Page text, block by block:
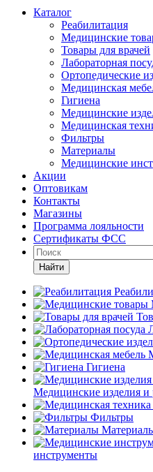
Каталог
Реабилитация
Медицинские
Товары для врачей
Лабораторная
Ортопедические
Медицинская
Гигиена
Медицинские
Медицинская
Фильтры
Материалы
Медицинские
Акции
Оптовикам
Контакты
Магазины
Программа лояльности
Сертификаты ФСС
Найти
Гигиена
Медицинские изделия и
Фильтры
инструменты